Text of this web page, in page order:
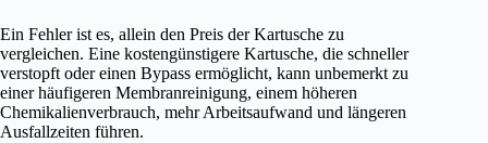
Ein Fehler ist es, allein den Preis der Kartusche zu
vergleichen. Eine kostengünstigere Kartusche, die schneller
verstopft oder einen Bypass ermöglicht, kann unbemerkt zu
einer häufigeren Membranreinigung, einem höheren
Chemikalienverbrauch, mehr Arbeitsaufwand und längeren
Ausfallzeiten führen.